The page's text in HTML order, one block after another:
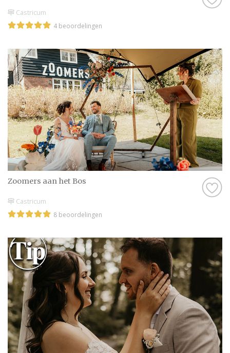
Castricum
4 beoordelingen
Zoomers aan het Bos
Castricum
8 beoordelingen